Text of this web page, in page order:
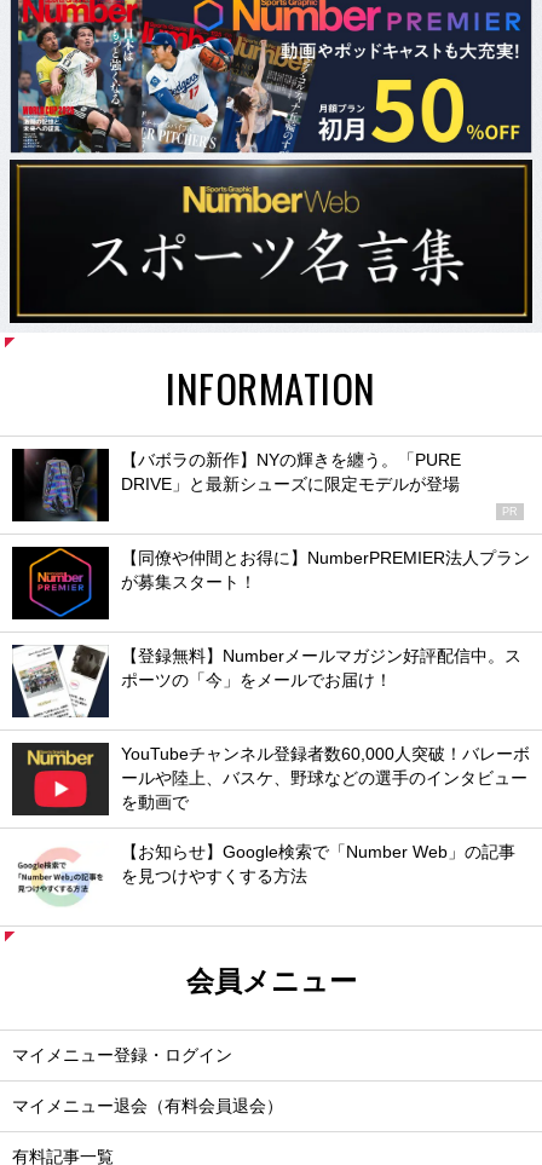
INFORMATION
【バボラの新作】NYの輝きを纏う。「PURE
DRIVE」と最新シューズに限定モデルが登場
PR
【同僚や仲間とお得に】NumberPREMIER法人プラン
が募集スタート！
【登録無料】Numberメールマガジン好評配信中。ス
ポーツの「今」をメールでお届け！
YouTubeチャンネル登録者数60,000人突破！バレーボ
ールや陸上、バスケ、野球などの選手のインタビュー
を動画で
【お知らせ】Google検索で「Number Web」の記事
を見つけやすくする方法
会員メニュー
マイメニュー登録・ログイン
マイメニュー退会（有料会員退会）
有料記事一覧